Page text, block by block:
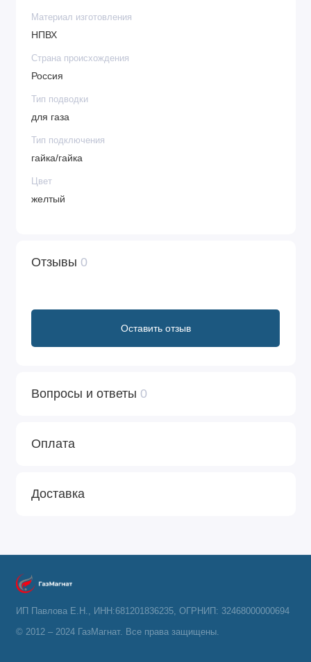
Материал изготовления
НПВХ
Страна происхождения
Россия
Тип подводки
для газа
Тип подключения
гайка/гайка
Цвет
желтый
Отзывы 0
Оставить отзыв
Вопросы и ответы 0
Оплата
Доставка
ИП Павлова Е.Н., ИНН:681201836235, ОГРНИП: 32468000000694
© 2012 – 2024 ГазМагнат. Все права защищены.